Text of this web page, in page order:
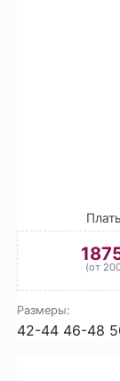
(от
Размеры:
42-44 46-48